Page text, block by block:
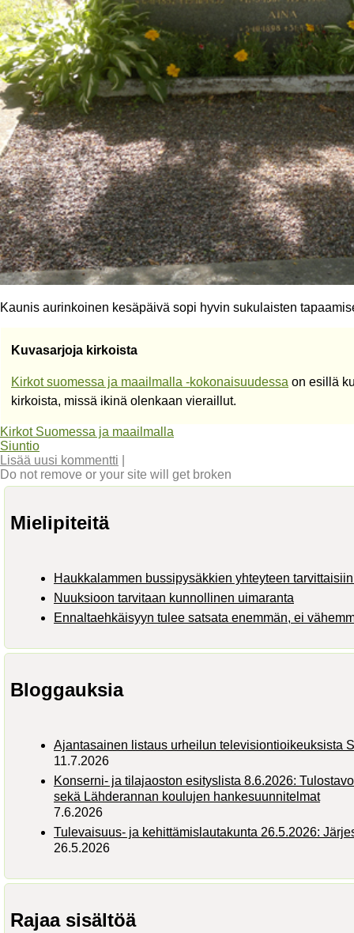
Kaunis aurinkoinen kesäpäivä sopi hyvin sukulaisten
Kuvasarjoja kirkoista
Kirkot suomessa ja maailmalla -kokonaisuudessa on esillä
kirkoista, missä ikinä olenkaan vieraillut.
Kirkot Suomessa ja maailmalla
Siuntio
Lisää uusi kommentti
Do not remove or your site will get broken
Mielipiteitä
Haukkalammen bussipysäkkien yhteyteen
Nuuksioon tarvitaan kunnollinen uimaranta
Ennaltaehkäisyyn tulee satsata enemmän, ei
Bloggauksia
Ajantasainen listaus urheilun televisiontioikeuksista
11.7.2026
Konserni- ja tilajaoston esityslista 8.6.2026:
sekä Lähderannan koulujen hankesuunnitelmat
7.6.2026
Tulevaisuus- ja kehittämislautakunta 26.5.2026:
26.5.2026
Rajaa sisältöä